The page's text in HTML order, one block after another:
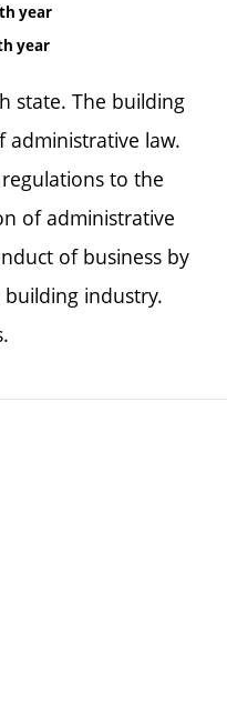
year
year
state. The building
administrative law.
to the
of administrative
of business by
industry.